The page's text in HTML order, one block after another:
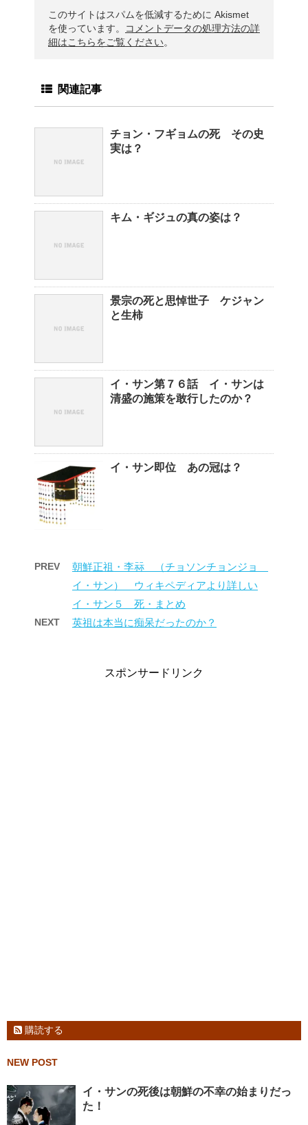
このサイトはスパムを低減するために Akismet
を使っています。
コメントデータの処理方法の詳
細はこちらをご覧ください。
関連記事
チョン・フギョムの死 その史
実は？
キム・ギジュの真の姿は？
景宗の死と思悼世子 ケジャン
と生柿
イ・サン第７６話 イ・サンは
清盛の施策を敢行したのか？
イ・サン即位 あの冠は？
PREV
朝鮮正祖・李祘 （チョソンチョンジョ
イ・サン） ウィキペディアより詳しい
イ・サン５ 死・まとめ
NEXT 英祖は本当に痴呆だったのか？
スポンサードリンク
購読する
NEW POST
イ・サンの死後は朝鮮の不幸の始まりだっ
た！